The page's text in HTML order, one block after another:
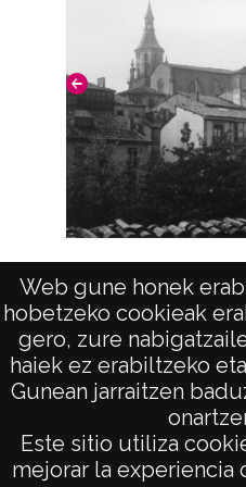
Web gune honek
hobetzeko cookieak
gero, zure
haiek ez erabiltzeko
Gunean jarraitzen
Este sitio utiliza
mejorar la experiencia
Nº de identificación:
negativo: 1147
Positivo original: 3394;
Signaturas: Copia
3394 ; Duplicado del
GUE-1147 ;
DAF-GUE-1147;
Licencia de las
CC BY-NC-SA 4.0
AVISO LEGAL
POLÍTICA DE